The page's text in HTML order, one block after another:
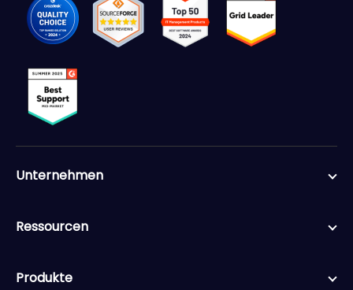
Unternehmen
Ressourcen
Produkte